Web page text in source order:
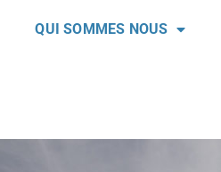
QUI SOMMES NOUS